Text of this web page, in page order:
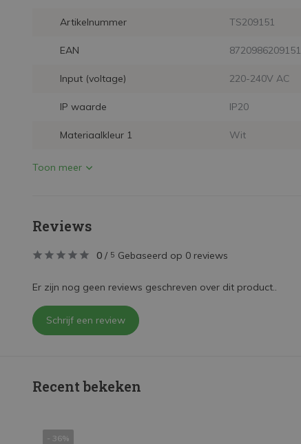
Artikelnummer TS209151
EAN 8720986209151
Input (voltage) 220-240V AC
IP waarde IP20
Materiaalkleur 1 Wit
Toon meer
Reviews
0 / 5 Gebaseerd op 0 reviews
Er zijn nog geen reviews geschreven over dit product..
Schrijf een review
Recent bekeken
- 36%